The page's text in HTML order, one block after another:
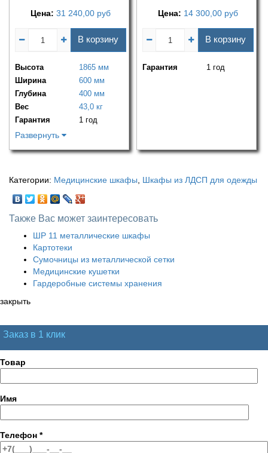
Цена: 31 240,00 руб
В корзину
Высота
1865 мм
Ширина
600 мм
Глубина
400 мм
Вес
43,0 кг
Гарантия
1 год
Развернуть
Цена: 14 300,00 руб
В корзину
Гарантия 1 год
Категории: Медицинские шкафы, Шкафы из ЛДСП для одежды
Также Вас может заинтересовать
ШР 11 металлические шкафы
Картотеки
Сумочницы из металлической сетки
Медицинские кушетки
Гардеробные системы хранения
закрыть
Заказ в 1 клик
Товар
Имя
Телефон *